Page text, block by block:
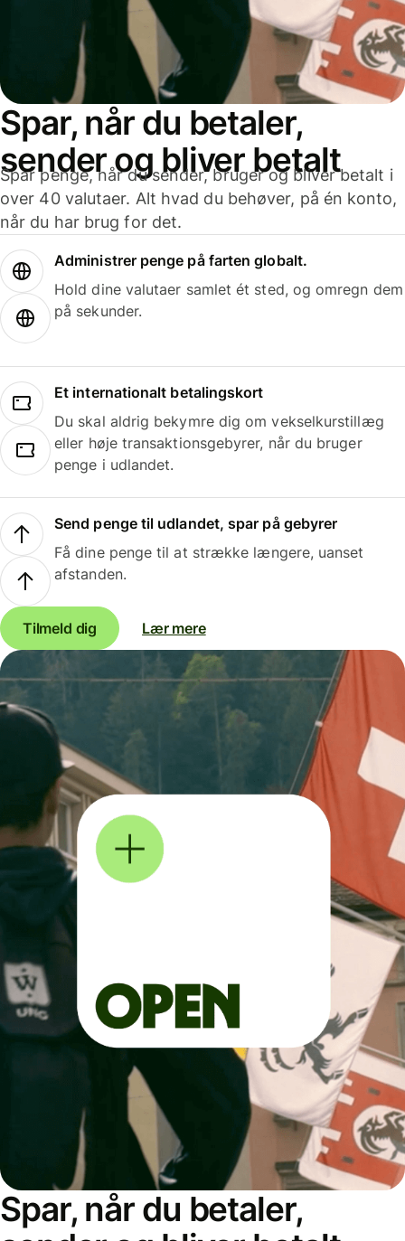
Spar, når du betaler,
sender og bliver betalt
Spar penge, når du sender, bruger og bliver betalt i
over 40 valutaer. Alt hvad du behøver, på én konto,
når du har brug for det.
Administrer penge på farten globalt.
Hold dine valutaer samlet ét sted, og omregn dem
på sekunder.
Et internationalt betalingskort
Du skal aldrig bekymre dig om vekselkurstillæg
eller høje transaktionsgebyrer, når du bruger
penge i udlandet.
Send penge til udlandet, spar på gebyrer
Få dine penge til at strække længere, uanset
afstanden.
Tilmeld dig Lær mere
Spar, når du betaler,